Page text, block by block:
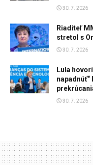
30. 7. 2026
Riaditeľ
stretol s
30. 7. 2026
Lula
napadnúť“
30. 7. 2026